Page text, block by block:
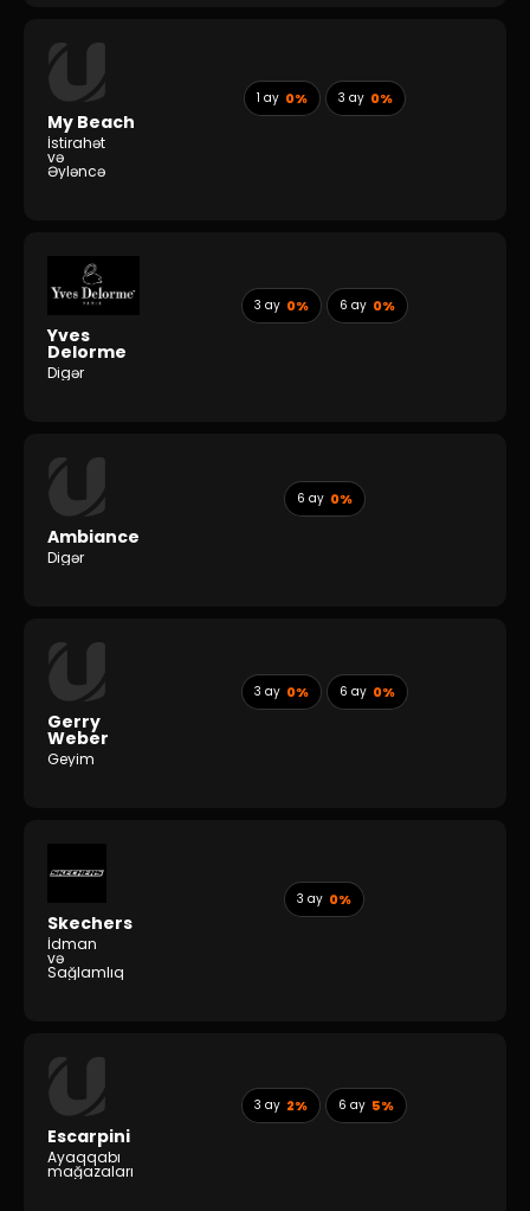
My Beach
İstirahət
və
Əyləncə
1 ay 0% 3 ay 0%
Yves
Delorme
Digər
3 ay 0% 6 ay 0%
Ambiance
Digər
6 ay 0%
Gerry
Weber
Geyim
3 ay 0% 6 ay 0%
Skechers
İdman
və
Sağlamlıq
3 ay 0%
Escarpini
Ayaqqabı
mağazaları
3 ay 2% 6 ay 5%